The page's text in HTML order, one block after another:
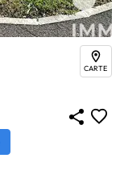
CARTE